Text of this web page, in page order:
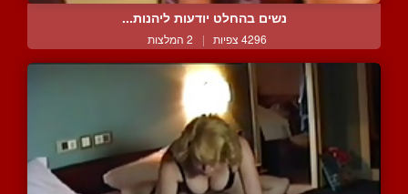
נשים בהחלט יודעות ליהנות...
4296 צפיות | 2 המלצות